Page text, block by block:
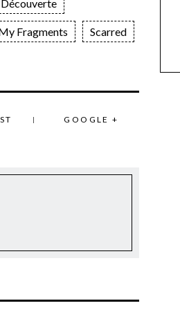
Découverte
Fragments Scarred
GOOGLE +